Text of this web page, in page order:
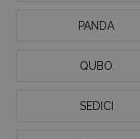
PANDA
QUBO
SEDICI